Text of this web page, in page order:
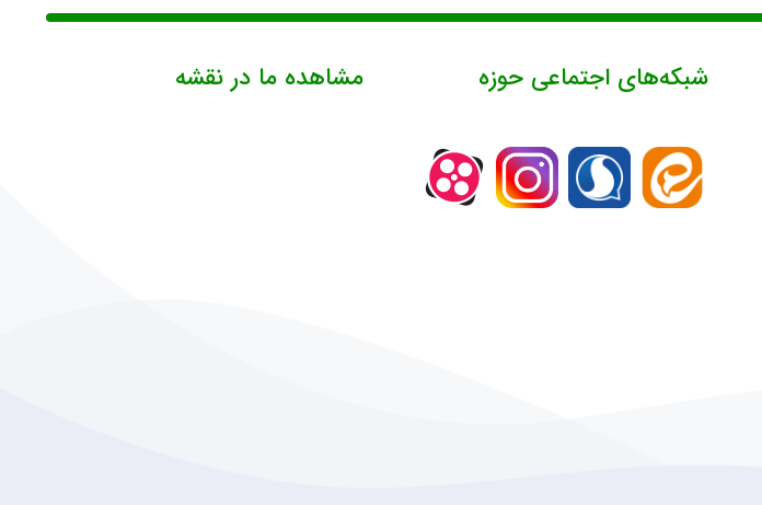
شبکه‌های اجتماعی حوزه مشاهده ما در نقشه